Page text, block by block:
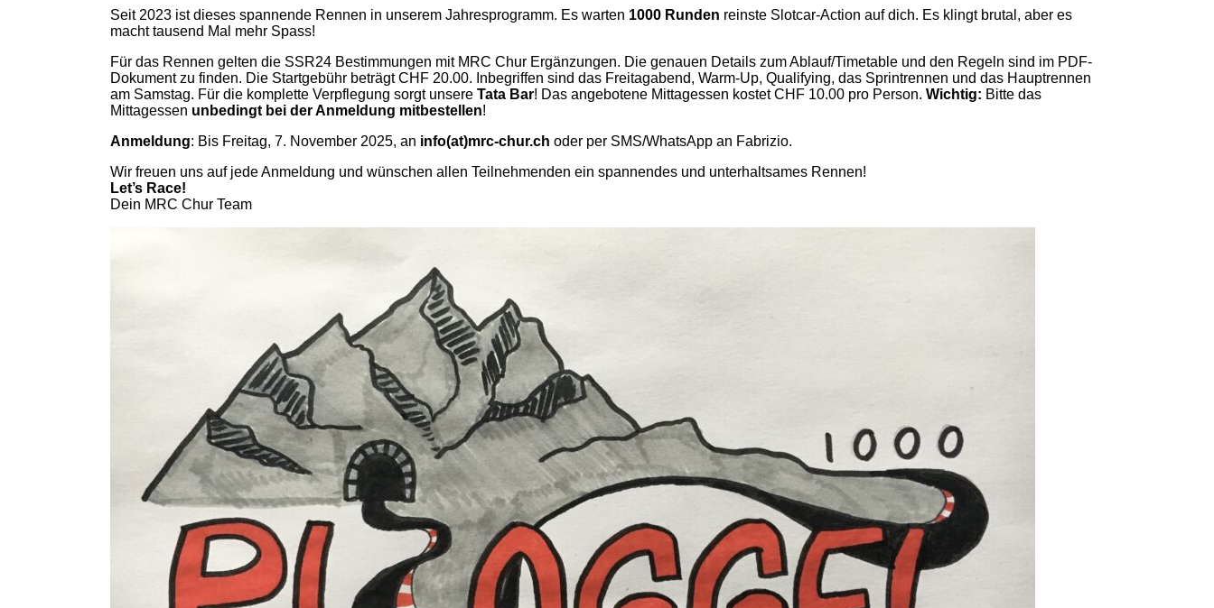
Seit 2023 ist dieses spannende Rennen in unserem Jahresprogramm. Es warten 1000 Runden reinste Slotcar-Action auf dich. Es klingt brutal, aber es
macht tausend Mal mehr Spass!
Für das Rennen gelten die SSR24 Bestimmungen mit MRC Chur Ergänzungen. Die genauen Details zum Ablauf/Timetable und den Regeln sind im PDF-
Dokument zu finden. Die Startgebühr beträgt CHF 20.00. Inbegriffen sind das Freitagabend, Warm-Up, Qualifying, das Sprintrennen und das Hauptrennen
am Samstag. Für die komplette Verpflegung sorgt unsere Tata Bar! Das angebotene Mittagessen kostet CHF 10.00 pro Person. Wichtig: Bitte das
Mittagessen unbedingt bei der Anmeldung mitbestellen!
Anmeldung: Bis Freitag, 7. November 2025, an info(at)mrc-chur.ch oder per SMS/WhatsApp an Fabrizio.
Wir freuen uns auf jede Anmeldung und wünschen allen Teilnehmenden ein spannendes und unterhaltsames Rennen!
Let’s Race!
Dein MRC Chur Team